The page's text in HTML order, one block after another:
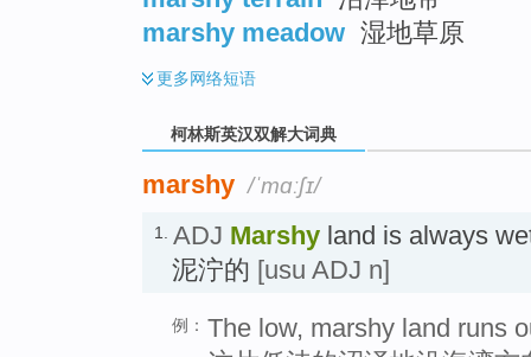
marshy meadow 湿地草原
更多网络短语
柯林斯英汉双解大词典
marshy /ˈmɑːʃɪ/
1. ADJ Marshy land is always
泥泞的 [usu ADJ n]
例： The low, marshy land runs